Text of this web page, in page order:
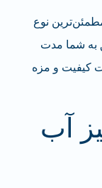
نوع
به شما مدت
کیفیت و مزه
آب